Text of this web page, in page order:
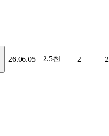
26.06.05 2.5천 2 2